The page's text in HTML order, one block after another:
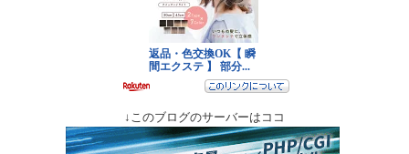
↓このブログのサーバーはココ